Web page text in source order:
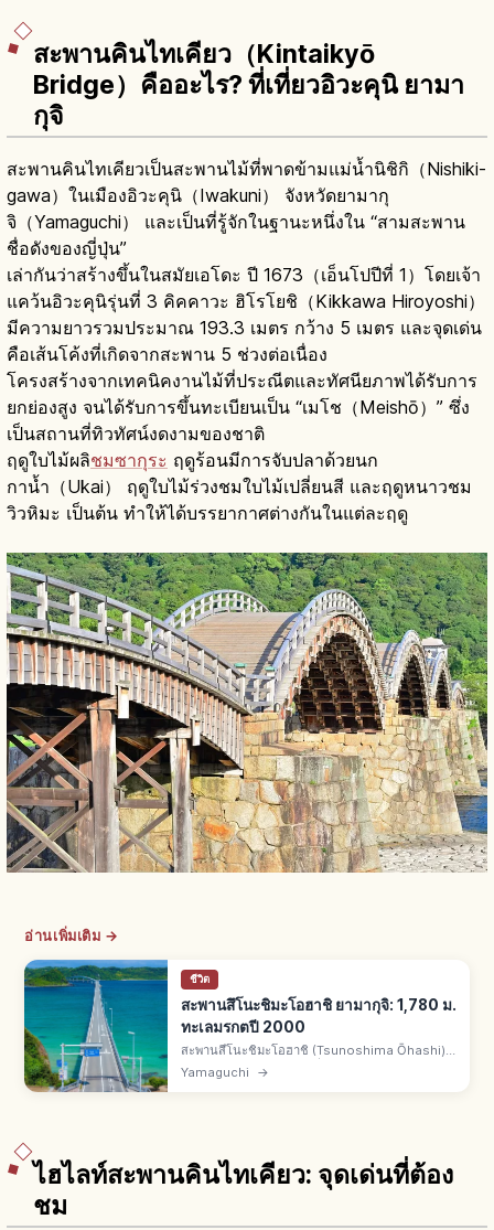
สะพานคินไทเคียว（Kintaikyō
Bridge）คืออะไร? ที่เที่ยวอิวะคุนิ ยามา
กุจิ
สะพานคินไทเคียวเป็นสะพานไม้ที่พาดข้ามแม่น้ำนิชิกิ（Nishiki-
gawa）ในเมืองอิวะคุนิ（Iwakuni） จังหวัดยามากุ
จิ（Yamaguchi） และเป็นที่รู้จักในฐานะหนึ่งใน “สามสะพาน
ชื่อดังของญี่ปุ่น”
เล่ากันว่าสร้างขึ้นในสมัยเอโดะ ปี 1673（เอ็นโปปีที่ 1）โดยเจ้า
แคว้นอิวะคุนิรุ่นที่ 3 คิคคาวะ ฮิโรโยชิ（Kikkawa Hiroyoshi）
มีความยาวรวมประมาณ 193.3 เมตร กว้าง 5 เมตร และจุดเด่น
คือเส้นโค้งที่เกิดจากสะพาน 5 ช่วงต่อเนื่อง
โครงสร้างจากเทคนิคงานไม้ที่ประณีตและทัศนียภาพได้รับการ
ยกย่องสูง จนได้รับการขึ้นทะเบียนเป็น “เมโช（Meishō）” ซึ่ง
เป็นสถานที่ทิวทัศน์งดงามของชาติ
ฤดูใบไม้ผลิชมซากุระ ฤดูร้อนมีการจับปลาด้วยนก
กาน้ำ（Ukai） ฤดูใบไม้ร่วงชมใบไม้เปลี่ยนสี และฤดูหนาวชม
วิวหิมะ เป็นต้น ทำให้ได้บรรยากาศต่างกันในแต่ละฤดู
อ่านเพิ่มเติม →
ชีวิต
สะพานสึโนะชิมะโอฮาชิ ยามากุจิ: 1,780 ม.
ทะเลมรกตปี 2000
สะพานสึโนะชิมะโอฮาชิ (Tsunoshima Ōhashi)
คือสะพานยาว 1,780 ม. เชื่อมโทโยโฮคุโจชิโมโนะ
เซกิ จ.ยามากุจิ กับเกาะสึโนะชิมะ เปิด พ.ย. 2000
Yamaguchi →
ไฮไลท์สะพานคินไทเคียว: จุดเด่นที่ต้อง
ชม